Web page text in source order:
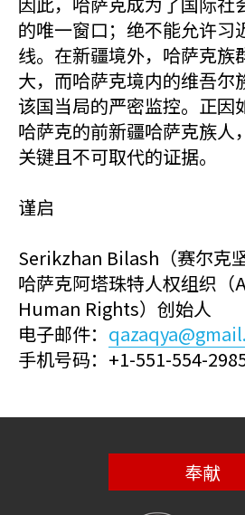
的唯一窗口；绝不能允许习
线。在新疆境外，哈萨克族
大，而哈萨克境内的维吾尔
该国当局的严密监控。正因
哈萨克的前新疆哈萨克族人
关键且不可取代的证据。
谨启
Serikzhan Bilash（赛尔克
哈萨克阿塔珠特人权组织
Human Rights）创始人
电子邮件：
手机号码：+1-551-554-
奉献